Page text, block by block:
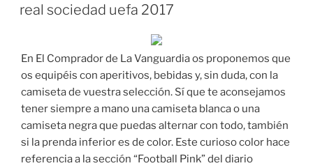
real sociedad uefa 2017
En El Comprador de La Vanguardia os proponemos que
os equipéis con aperitivos, bebidas y, sin duda, con la
camiseta de vuestra selección. Sí que te aconsejamos
tener siempre a mano una camiseta blanca o una
camiseta negra que puedas alternar con todo, también
si la prenda inferior es de color. Este curioso color hace
referencia a la sección “Football Pink” del diario